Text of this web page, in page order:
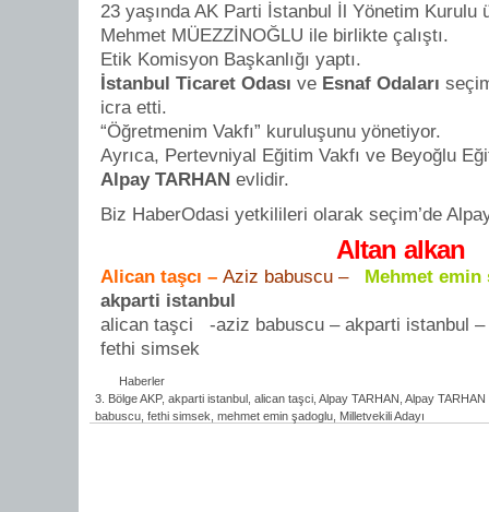
23 yaşında AK Parti İstanbul İl Yönetim Kurulu
Mehmet MÜEZZİNOĞLU ile birlikte çalıştı.
Etik Komisyon Başkanlığı yaptı.
İstanbul Ticaret Odası ve Esnaf Odaları
icra etti.
“Öğretmenim Vakfı” kuruluşunu yönetiyor.
Ayrıca, Pertevniyal Eğitim Vakfı ve Beyoğlu
Alpay TARHAN evlidir.
Biz HaberOdasi yetkilileri olarak seçim’de
Altan alkan
Alican taşcı – Aziz babuscu – Mehmet emin
akparti istanbul
alican taşci -aziz babuscu – akparti istanbul –
fethi simsek
Haberler
3. Bölge AKP, akparti istanbul alican taşci Alpay TARHAN Alpay TARHAN
babuscu fethi simsek mehmet emin şadoglu Milletvekili Adayı